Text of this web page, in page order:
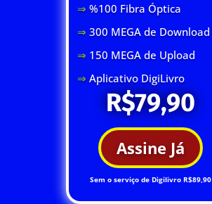
⇒ %100 Fibra Óptica
⇒ 300 MEGA de Download
⇒ 150 MEGA de Upload
⇒Aplicativo DigiLivro
R$79,90
Assine Já
Sem o serviço de Digilivro R$89,90